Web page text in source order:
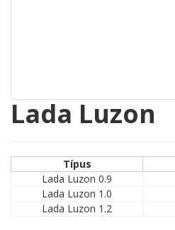
Lada Luzon
Típus
Lada Luzon 0.9
Lada Luzon 1.0
Lada Luzon 1.2